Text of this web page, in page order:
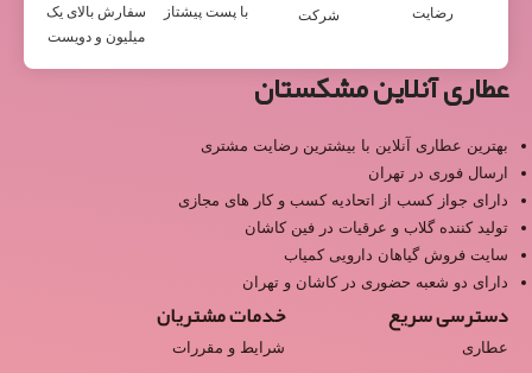
رضایت
شرکت
با پست پیشتاز
سفارش بالای یک
میلیون و دویست
عطاری آنلاین مشکستان
بهترین عطاری آنلاین با بیشترین رضایت مشتری
ارسال فوری در تهران
دارای جواز کسب از اتحادیه کسب و کار های مجازی
تولید کننده گلاب و عرقیات در فین کاشان
سایت فروش گیاهان دارویی کمیاب
دارای دو شعبه حضوری در کاشان و تهران
دسترسی سریع
عطاری
خدمات مشتریان
شرایط و مقررات